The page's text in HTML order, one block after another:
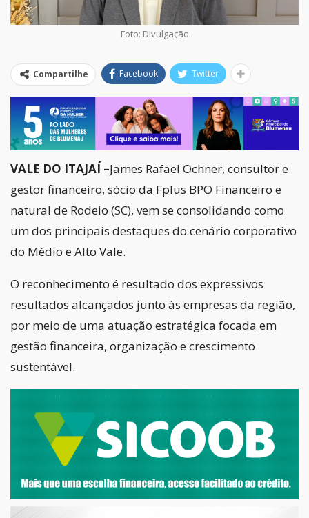
Foto: Divulgação
Compartilhe Facebook Twitter
VALE DO ITAJAÍ –James Rafael Ochner, consultor e
gestor financeiro, sócio da Fplus BPO Financeiro e
natural de Rodeio (SC), vem se consolidando como
um dos principais destaques do cenário corporativo
do Médio e Alto Vale.
O reconhecimento é resultado dos expressivos
resultados alcançados junto às empresas da região,
por meio de uma atuação estratégica focada em
gestão financeira, organização e crescimento
sustentável.